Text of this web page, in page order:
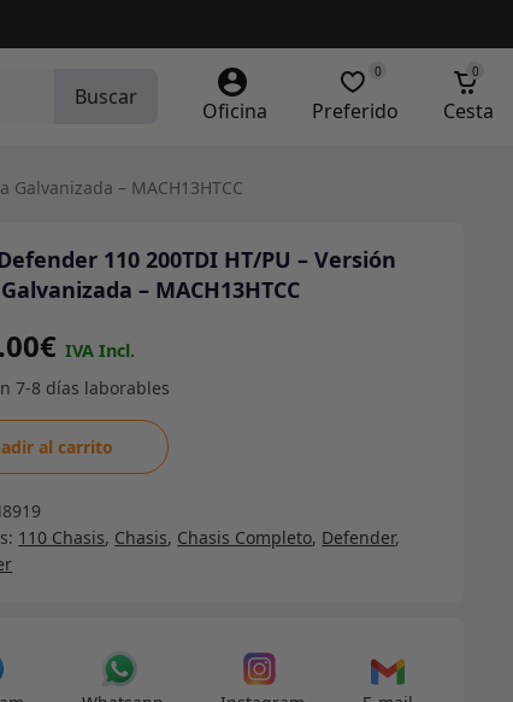
Buscar
Oficina Preferido
0
Cesta
0
Galvanizada – MACH13HTCC
110 200TDI HT/PU – Versión
– MACH13HTCC
€
al carrito
110 Chasis, Chasis, Chasis Completo, Defender,